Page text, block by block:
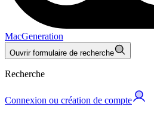
MacGeneration
Ouvrir formulaire de recherche
Recherche
Connexion ou création de compte